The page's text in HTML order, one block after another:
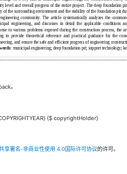
。
{$ copyrightHolder}
享署名-非商业性使用 4.0国际许可协议的许可。